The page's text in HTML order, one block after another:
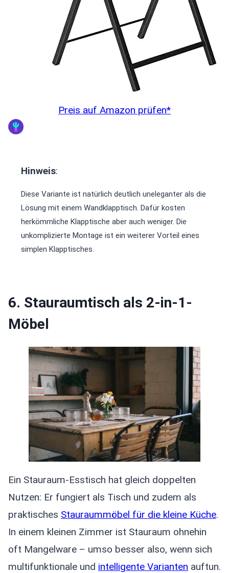
Preis auf Amazon prüfen*
Hinweis:
Diese Variante ist natürlich deutlich uneleganter als die
Lösung mit einem Wandklapptisch. Dafür kosten
herkömmliche Klapptische aber auch weniger. Die
unkomplizierte Montage ist ein weiterer Vorteil eines
simplen Klapptisches.
6. Stauraumtisch als 2-in-1-
Möbel
Ein Stauraum-Esstisch hat gleich doppelten
Nutzen: Er fungiert als Tisch und zudem als
praktisches Stauraummöbel für die kleine Küche.
In einem kleinen Zimmer ist Stauraum ohnehin
oft Mangelware – umso besser also, wenn sich
multifunktionale und intelligente Varianten auftun.